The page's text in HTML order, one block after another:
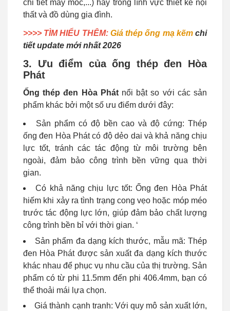
chi tiết máy móc,...) hay trong lĩnh vực thiết kế nội
thất và đồ dùng gia đình.
>>>> TÌM HIỂU THÊM: Giá thép ống mạ kẽmchi
tiết update mới nhất 2026
3. Ưu điểm của ống thép đen Hòa
Phát
Ống thép đen Hòa Phátnổi bật so với các sản
phẩm khác bởi một số ưu điểm dưới đây:
Sản phẩm có độ bền cao và độ cứng: Thép
ống đen Hòa Phát có độ dẻo dai và khả năng chịu
lực tốt, tránh các tác động từ môi trường bên
ngoài, đảm bảo công trình bền vững qua thời
gian.
Có khả năng chịu lực tốt: Ống đen Hòa Phát
hiếm khi xảy ra tình trạng cong vẹo hoặc móp méo
trước tác động lực lớn, giúp đảm bảo chất lượng
công trình bền bỉ với thời gian. ‘
Sản phẩm đa dạng kích thước, mẫu mã: Thép
đen Hòa Phát được sản xuất đa dạng kích thước
khác nhau để phục vụ nhu cầu của thị trường. Sản
phẩm có từ phi 11.5mm đến phi 406.4mm, bạn có
thể thoải mái lựa chọn.
Giá thành cạnh tranh: Với quy mô sản xuất lớn,